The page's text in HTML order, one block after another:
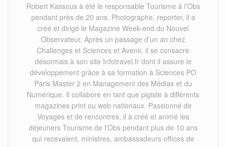
Robert Kassous à été le responsable Tourisme à l’Obs
pendant près de 20 ans. Photographe, reporter, il a
créé et dirigé le Magazine Week-end du Nouvel
Observateur. Après un passage d’un an chez
Challenges et Sciences et Avenir, il se consacre
désormais à son site Infotravel.fr dont il assure le
développement grâce à sa formation à Sciences PO
Paris Master 2 en Management des Médias et du
Numérique. Il collabore en tant que pigiste à différents
magazines print ou web nationaux. Passionné de
Voyages et de rencontres, il a créé et animé les
déjeuners Tourisme de l'Obs pendant plus de 10 ans
qui recevaient, ministres, ambassadeurs offices de